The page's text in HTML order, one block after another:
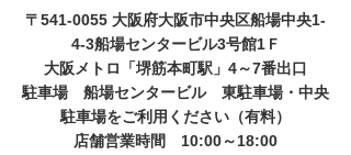
〒541-0055 大阪府大阪市中央区船場中央1-
4-3船場センタービル3号館1Ｆ
大阪メトロ「堺筋本町駅」4～7番出口
駐車場　船場センタービル　東駐車場・中央
駐車場をご利用ください（有料）
店舗営業時間　10:00～18:00